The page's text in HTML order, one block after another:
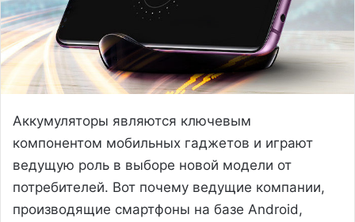
Аккумуляторы являются ключевым
компонентом мобильных гаджетов и играют
ведущую роль в выборе новой модели от
потребителей. Вот почему ведущие компании,
производящие смартфоны на базе Android,